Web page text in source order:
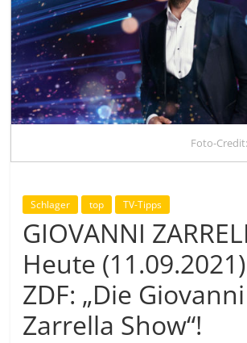
Foto-
Schlager top TV-Tipps
GIOVANNI
Heute
ZDF: „Die Giovanni
Zarrella Show“!